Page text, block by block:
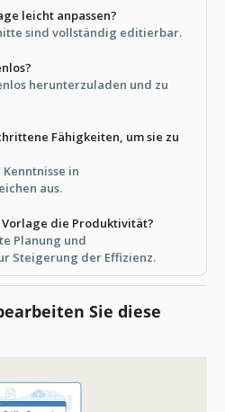
leicht anpassen?
sind vollständig editierbar.
herunterzuladen und zu
Fähigkeiten, um sie zu
in
aus.
die Produktivität?
Planung und
Steigerung der Effizienz.
Sie diese